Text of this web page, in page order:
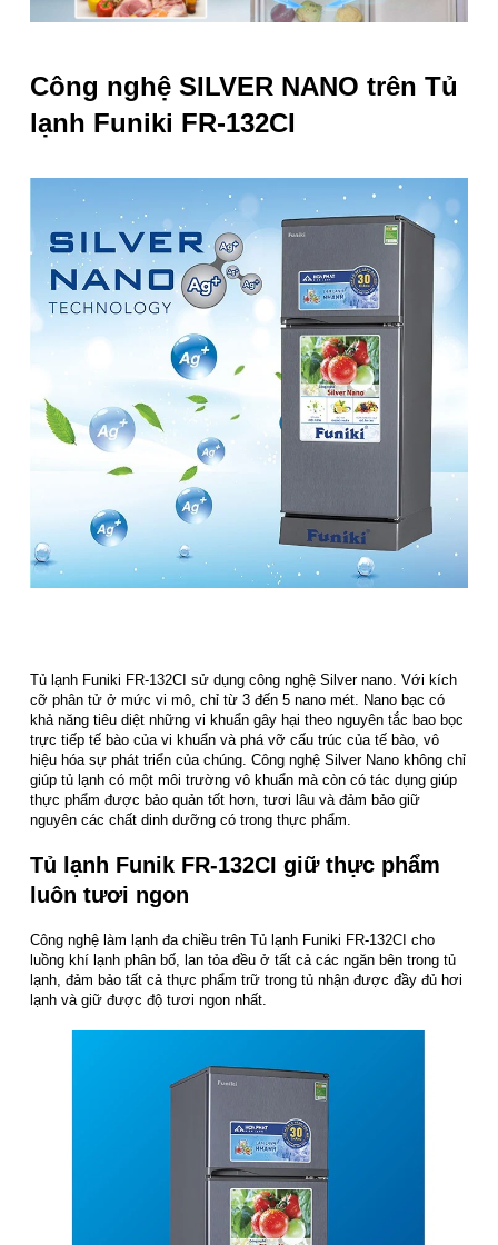
Công nghệ SILVER NANO trên Tủ
lạnh Funiki FR-132CI
Tủ lạnh Funiki FR-132CI sử dụng công nghệ Silver nano. Với kích
cỡ phân tử ở mức vi mô, chỉ từ 3 đến 5 nano mét. Nano bạc có
khả năng tiêu diệt những vi khuẩn gây hại theo nguyên tắc bao bọc
trực tiếp tế bào của vi khuẩn và phá vỡ cấu trúc của tế bào, vô
hiệu hóa sự phát triển của chúng. Công nghệ Silver Nano không chỉ
giúp tủ lạnh có một môi trường vô khuẩn mà còn có tác dụng giúp
thực phẩm được bảo quản tốt hơn, tươi lâu và đảm bảo giữ
nguyên các chất dinh dưỡng có trong thực phẩm.
Tủ lạnh Funik FR-132CI giữ thực phẩm
luôn tươi ngon
Công nghệ làm lạnh đa chiều trên Tủ lạnh Funiki FR-132CI cho
luồng khí lạnh phân bố, lan tỏa đều ở tất cả các ngăn bên trong tủ
lạnh, đảm bảo tất cả thực phẩm trữ trong tủ nhận được đầy đủ hơi
lạnh và giữ được độ tươi ngon nhất.